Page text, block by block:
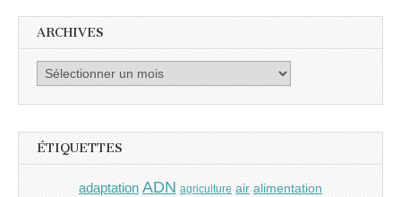
ARCHIVES
Archives
ÉTIQUETTES
adaptation ADN agriculture air alimentation